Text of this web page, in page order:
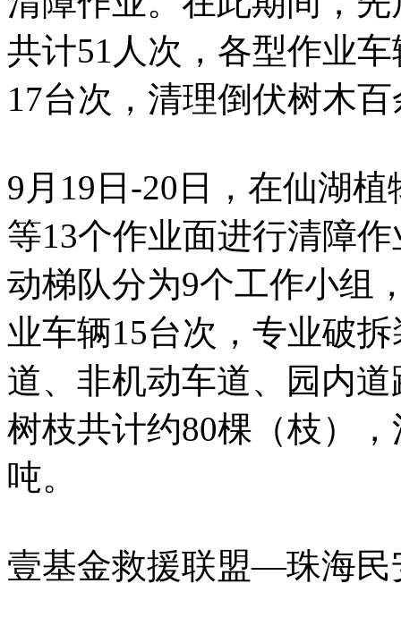
共计51人次，各型作业
17台次，清理倒伏树木
9月19日-20日，在仙湖
等13个作业面进行清障
动梯队分为9个工作小组
业车辆15台次，专业破
道、非机动车道、园内
树枝共计约80棵（枝）
吨。
壹基金救援联盟—珠海民